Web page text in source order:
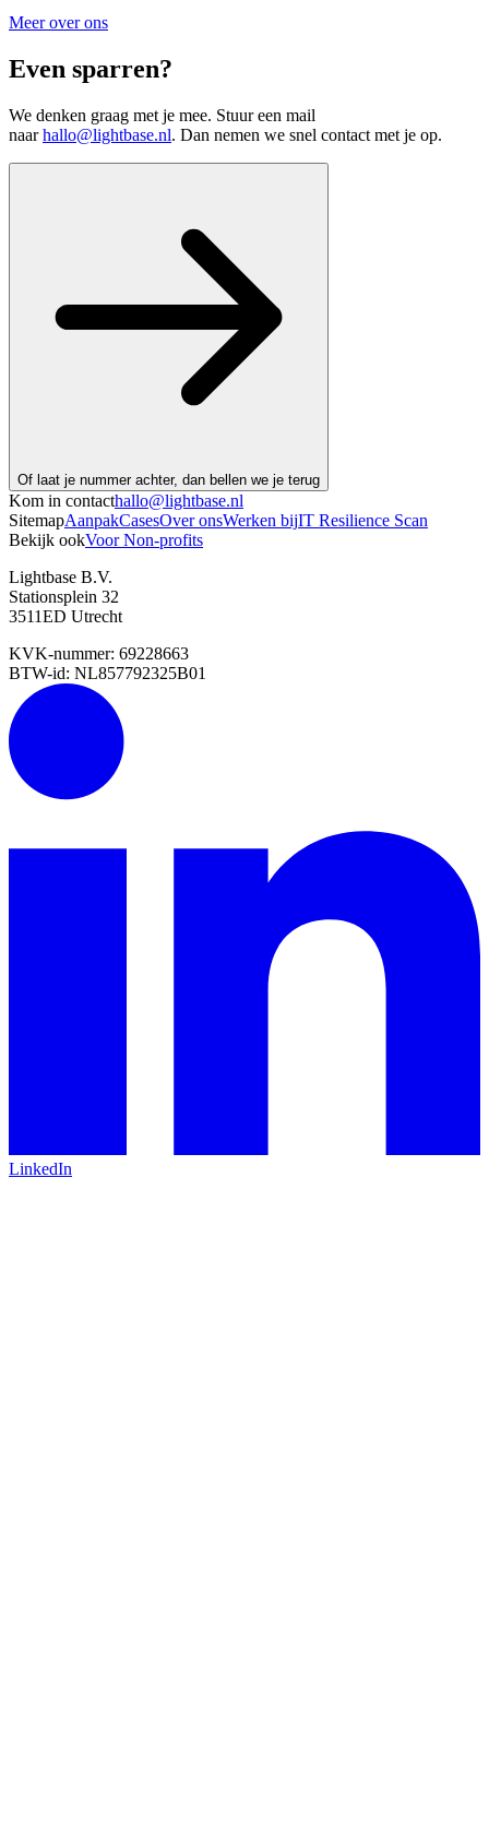
Meer over ons
Even sparren?
We denken graag met je mee. Stuur een mail
naar hallo@lightbase.nl. Dan nemen we snel contact met je op.
Of laat je nummer achter, dan bellen we je terug
Kom in contacthallo@lightbase.nl
SitemapAanpakCasesOver onsWerken bijIT Resilience Scan
Bekijk ookVoor Non-profits
Lightbase B.V.
Stationsplein 32
3511ED Utrecht
KVK-nummer: 69228663
BTW-id: NL857792325B01
LinkedIn